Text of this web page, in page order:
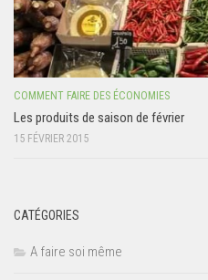
COMMENT FAIRE DES ÉCONOMIES
Les produits de saison de février
15 FÉVRIER 2015
CATÉGORIES
A faire soi même